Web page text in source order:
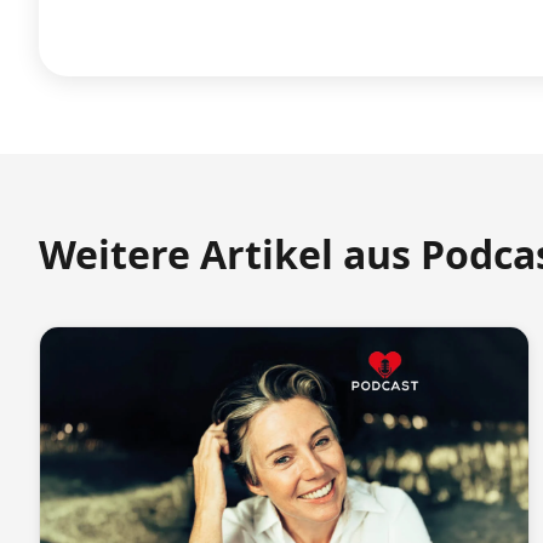
Weitere Artikel aus